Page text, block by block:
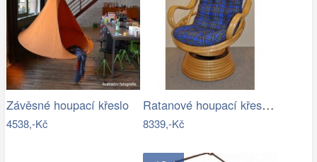
Závěsné houpací křeslo
4538,-Kč
Ratanové houpací křeslo - AX
8339,-Kč